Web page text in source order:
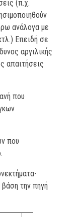
(π.χ.
ανάλογα με
Επειδή σε
αργιλικής
απαιτήσεις
που
που
την πηγή